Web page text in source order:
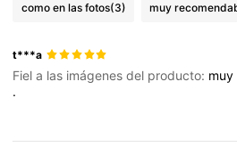
6.6M Seguidores
4,86 6.6M Seguidores
como en las fotos(3) muy
t***a
Fiel a las imágenes del producto: muy
.